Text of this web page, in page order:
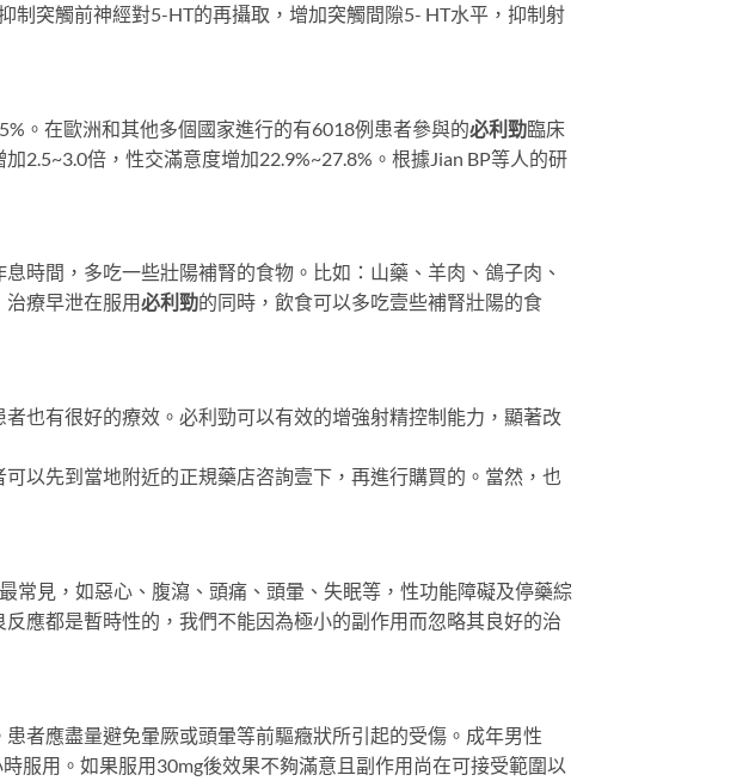
突觸前神經對5-HT的再攝取，增加突觸間隙5- HT水平，抑制射
。在歐洲和其他多個國家進行的有6018例患者參與的必利勁臨床
2.5~3.0倍，性交滿意度增加22.9%~27.8%。根據Jian BP等人的研
時間，多吃一些壯陽補腎的食物。比如：山藥、羊肉、鴿子肉、
療早泄在服用必利勁的同時，飲食可以多吃壹些補腎壯陽的食
也有很好的療效。必利勁可以有效的增強射精控制能力，顯著改
以先到當地附近的正規藥店咨詢壹下，再進行購買的。當然，也
常見，如惡心、腹瀉、頭痛、頭暈、失眠等，性功能障礙及停藥綜
應都是暫時性的，我們不能因為極小的副作用而忽略其良好的治
者應盡量避免暈厥或頭暈等前驅癥狀所引起的受傷。成年男性
服用。如果服用30mg後效果不夠滿意且副作用尚在可接受範圍以